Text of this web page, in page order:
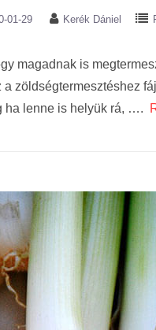
01-29 Kerék Dániel
magadnak is
a zöldségtermesztéshez
ha lenne is helyük rá, ….